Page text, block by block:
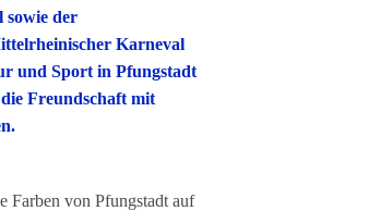
sowie der
Karneval
und Sport in Pfungstadt
Freundschaft mit
Farben von Pfungstadt auf